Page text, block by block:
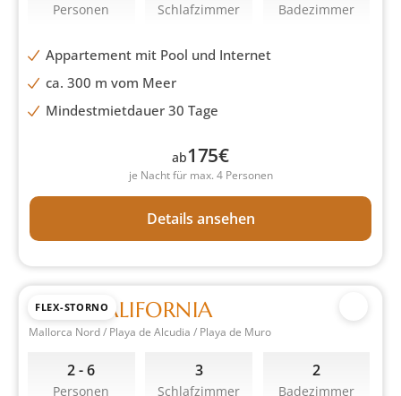
Personen Schlafzimmer Badezimmer
Appartement mit Pool und Internet
ca. 300 m vom Meer
Mindestmietdauer 30 Tage
ab175€
je Nacht für max. 4 Personen
Details ansehen
FLEX-STORNO
CASA CALIFORNIA
Mallorca Nord / Playa de Alcudia / Playa de Muro
2 - 6
Personen
3
Schlafzimmer
2
Badezimmer